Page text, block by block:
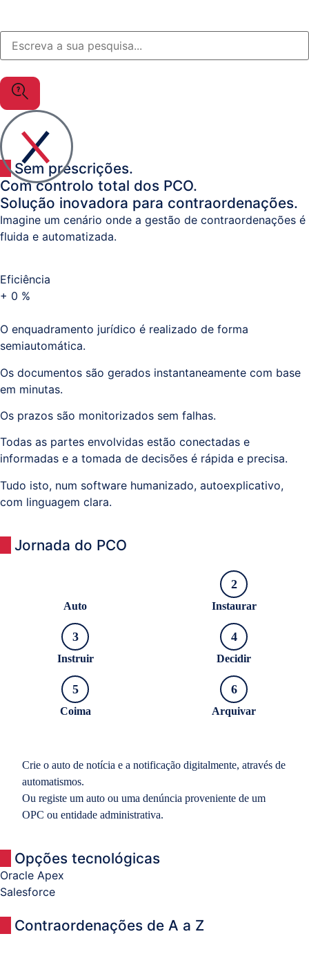
Setor
da
MuleSoft
Gestão
Documental
Processos
Alternativa
de
Predial,
Civil,
Comercial
Sistemas
Comunicações
(ITPS)
Sem prescrições.
Com controlo total dos PCO.
Solução inovadora para contraordenações.
Imagine um cenário onde a gestão de contraordenações é
fluida e automatizada.
Eficiência
+ 0 %
O enquadramento jurídico é realizado de forma
semiautomática.
Os documentos são gerados instantaneamente com base
em minutas.
Os prazos são monitorizados sem falhas.
Todas as partes envolvidas estão conectadas e
informadas e a tomada de decisões é rápida e precisa.
Tudo isto, num software humanizado, autoexplicativo,
com linguagem clara.
Jornada do PCO
Auto
2
Instaurar
3
Instruir
4
Decidir
5
Coima
6
Arquivar
Crie o auto de notícia e a notificação digitalmente, através de
automatismos.
Ou registe um auto ou uma denúncia proveniente de um
OPC ou entidade administrativa.
Opções tecnológicas
Oracle Apex
Salesforce
Contraordenações de A a Z